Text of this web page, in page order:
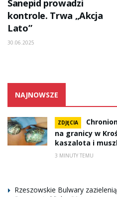
Sanepid prowadzi
kontrole. Trwa „Akcja
Lato”
30.06.2025
NAJNOWSZE
ZDJĘCIA
na granicy w
kaszalota i
3 MINUTY TEMU
Rzeszowskie Bulwary